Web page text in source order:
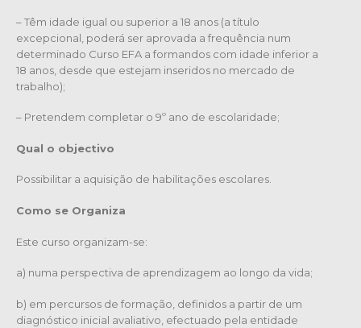
– Têm idade igual ou superior a 18 anos (a título
excepcional, poderá ser aprovada a frequência num
determinado Curso EFA a formandos com idade inferior a
18 anos, desde que estejam inseridos no mercado de
trabalho);
– Pretendem completar o 9º ano de escolaridade;
Qual o objectivo
Possibilitar a aquisição de habilitações escolares.
Como se Organiza
Este curso organizam-se:
a) numa perspectiva de aprendizagem ao longo da vida;
b) em percursos de formação, definidos a partir de um
diagnóstico inicial avaliativo, efectuado pela entidade